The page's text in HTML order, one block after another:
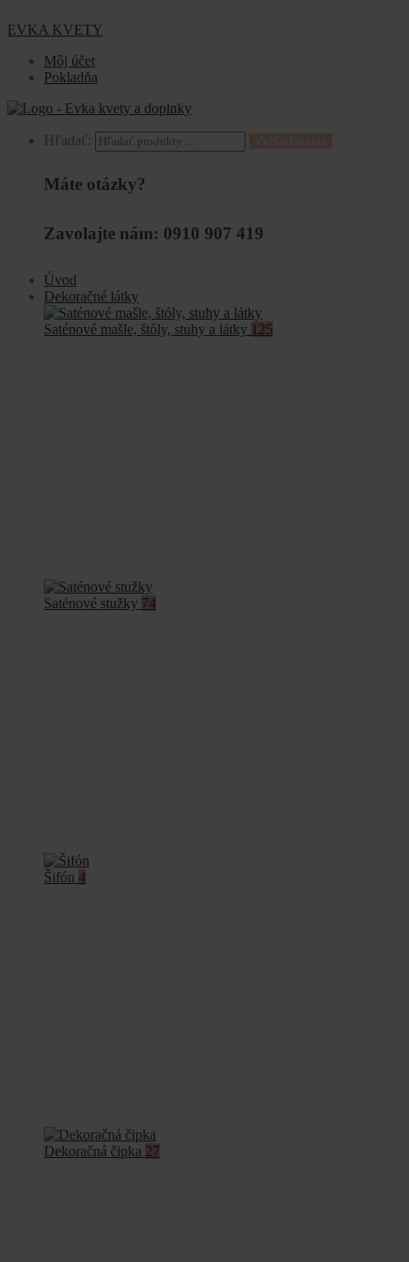
EVKA KVETY
Môj účet
Pokladňa
Hľadať:
Máte otázky?
Zavolajte nám: 0910 907 419
Úvod
Dekoračné látky
Saténové mašle, štóly, stuhy a látky 125
Saténové stužky 74
Šifón 4
Dekoračná čipka 27